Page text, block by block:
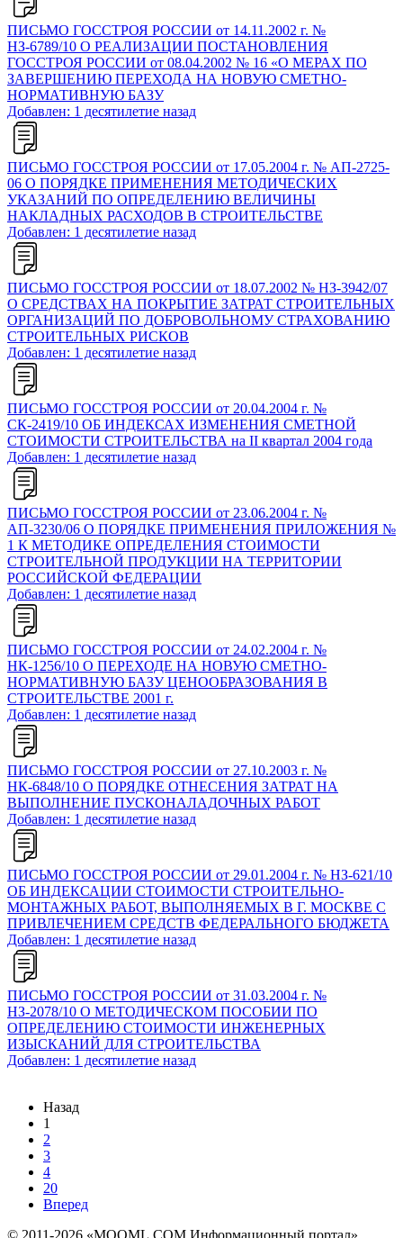
ПИСЬМО ГОССТРОЯ РОССИИ от 14.11.2002 г. №
НЗ-6789/10 О РЕАЛИЗАЦИИ ПОСТАНОВЛЕНИЯ
ГОССТРОЯ РОССИИ от 08.04.2002 № 16 «О МЕРАХ ПО
ЗАВЕРШЕНИЮ ПЕРЕХОДА НА НОВУЮ СМЕТНО-
НОРМАТИВНУЮ БАЗУ
Добавлен: 1 десятилетие назад
ПИСЬМО ГОССТРОЯ РОССИИ от 17.05.2004 г. № АП-2725-
06 О ПОРЯДКЕ ПРИМЕНЕНИЯ МЕТОДИЧЕСКИХ
УКАЗАНИЙ ПО ОПРЕДЕЛЕНИЮ ВЕЛИЧИНЫ
НАКЛАДНЫХ РАСХОДОВ В СТРОИТЕЛЬСТВЕ
Добавлен: 1 десятилетие назад
ПИСЬМО ГОССТРОЯ РОССИИ от 18.07.2002 № НЗ-3942/07
О СРЕДСТВАХ НА ПОКРЫТИЕ ЗАТРАТ СТРОИТЕЛЬНЫХ
ОРГАНИЗАЦИЙ ПО ДОБРОВОЛЬНОМУ СТРАХОВАНИЮ
СТРОИТЕЛЬНЫХ РИСКОВ
Добавлен: 1 десятилетие назад
ПИСЬМО ГОССТРОЯ РОССИИ от 20.04.2004 г. №
СК-2419/10 ОБ ИНДЕКСАХ ИЗМЕНЕНИЯ СМЕТНОЙ
СТОИМОСТИ СТРОИТЕЛЬСТВА на II квартал 2004 года
Добавлен: 1 десятилетие назад
ПИСЬМО ГОССТРОЯ РОССИИ от 23.06.2004 г. №
АП-3230/06 О ПОРЯДКЕ ПРИМЕНЕНИЯ ПРИЛОЖЕНИЯ №
1 К МЕТОДИКЕ ОПРЕДЕЛЕНИЯ СТОИМОСТИ
СТРОИТЕЛЬНОЙ ПРОДУКЦИИ НА ТЕРРИТОРИИ
РОССИЙСКОЙ ФЕДЕРАЦИИ
Добавлен: 1 десятилетие назад
ПИСЬМО ГОССТРОЯ РОССИИ от 24.02.2004 г. №
НК-1256/10 О ПЕРЕХОДЕ НА НОВУЮ СМЕТНО-
НОРМАТИВНУЮ БАЗУ ЦЕНООБРАЗОВАНИЯ В
СТРОИТЕЛЬСТВЕ 2001 г.
Добавлен: 1 десятилетие назад
ПИСЬМО ГОССТРОЯ РОССИИ от 27.10.2003 г. №
НК-6848/10 О ПОРЯДКЕ ОТНЕСЕНИЯ ЗАТРАТ НА
ВЫПОЛНЕНИЕ ПУСКОНАЛАДОЧНЫХ РАБОТ
Добавлен: 1 десятилетие назад
ПИСЬМО ГОССТРОЯ РОССИИ от 29.01.2004 г. № НЗ-621/10
ОБ ИНДЕКСАЦИИ СТОИМОСТИ СТРОИТЕЛЬНО-
МОНТАЖНЫХ РАБОТ, ВЫПОЛНЯЕМЫХ В Г. МОСКВЕ С
ПРИВЛЕЧЕНИЕМ СРЕДСТВ ФЕДЕРАЛЬНОГО БЮДЖЕТА
Добавлен: 1 десятилетие назад
ПИСЬМО ГОССТРОЯ РОССИИ от 31.03.2004 г. №
НЗ-2078/10 О МЕТОДИЧЕСКОМ ПОСОБИИ ПО
ОПРЕДЕЛЕНИЮ СТОИМОСТИ ИНЖЕНЕРНЫХ
ИЗЫСКАНИЙ ДЛЯ СТРОИТЕЛЬСТВА
Добавлен: 1 десятилетие назад
Назад
1
2
3
4
20
Вперед
© 2011-2026 «MOOML.COM Информационный портал»